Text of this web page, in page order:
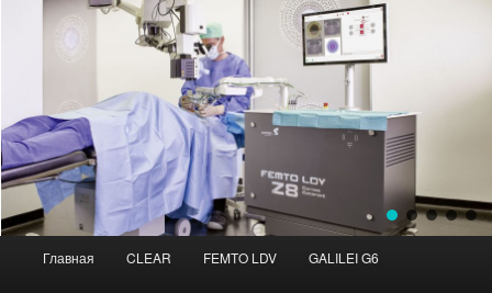
Перейти
Перейти
Главная CLEAR FEMTO LDV GALILEI G6